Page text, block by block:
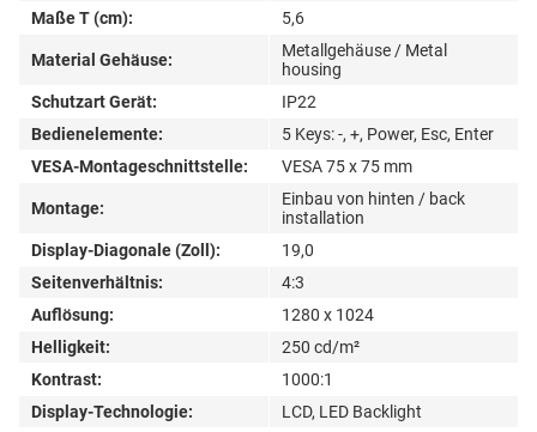
Maße T (cm):
5,6
Material Gehäuse:
Metallgehäuse / Metal
housing
Schutzart Gerät:
IP22
Bedienelemente:
5 Keys: -, +, Power, Esc, Enter
VESA-Montageschnittstelle:
VESA 75 x 75 mm
Montage:
Einbau von hinten / back
installation
Display-Diagonale (Zoll):
19,0
Seitenverhältnis:
4:3
Auflösung:
1280 x 1024
Helligkeit:
250 cd/m²
Kontrast:
1000:1
Display-Technologie:
LCD, LED Backlight